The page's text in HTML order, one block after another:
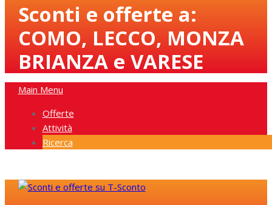
Sconti e offerte a:
COMO, LECCO, MONZA
BRIANZA e VARESE
Main Menu
Offerte
Attività
Ricerca